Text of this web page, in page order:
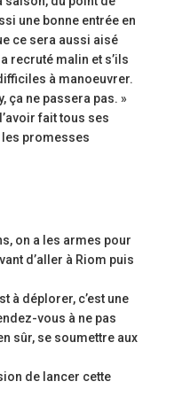
une bonne entrée en
ce sera aussi aisé
recruté malin et s’ils
à manoeuvrer.
ça ne passera pas. »
fait tous ses
promesses
on a les armes pour
d’aller à Riom puis
à déplorer, c’est une
vous à ne pas
sûr, se soumettre aux
de lancer cette